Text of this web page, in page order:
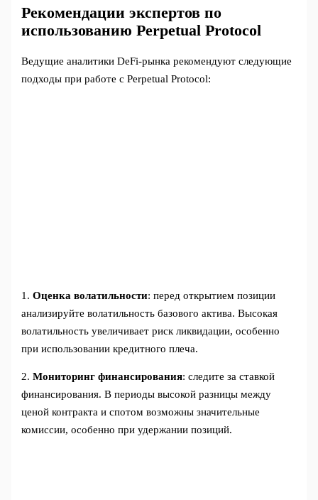
Рекомендации экспертов по
использованию Perpetual Protocol
Ведущие аналитики DeFi-рынка рекомендуют следующие
подходы при работе с Perpetual Protocol:
1.Оценка волатильности: перед открытием позиции
анализируйте волатильность базового актива. Высокая
волатильность увеличивает риск ликвидации, особенно
при использовании кредитного плеча.
2.Мониторинг финансирования: следите за ставкой
финансирования. В периоды высокой разницы между
ценой контракта и спотом возможны значительные
комиссии, особенно при удержании позиций.